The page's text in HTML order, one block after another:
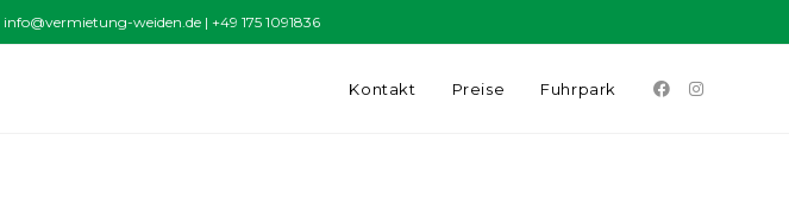
info@vermietung-weiden.de | +49 175 1091836
Kontakt Preise Fuhrpark